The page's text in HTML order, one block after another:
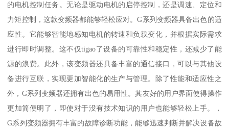
的电机控制任务。无论是驱动电机的启停控制，还是调速、定位和
力矩控制，这款变频器都能够轻松应对。G系列变频器具备出色的适
应性。它能够智能地感知电机的转速和负载变化，并根据实际需求
进行即时调整。这不仅tigao了设备的可靠性和稳定性，还减少了能
源的浪费。此外，该变频器还具备丰富的通信接口，可以与其他设
备进行互联，实现更加智能化的生产与管理。除了性能和适应性之
外，G系列变频器还拥有出色的易用性。其友好的用户界面使得操作
更加简便明了，即使对于没有技术知识的用户也能够轻松上手。，
G系列变频器拥有丰富的故障诊断功能，能够迅速判断并解决设备故